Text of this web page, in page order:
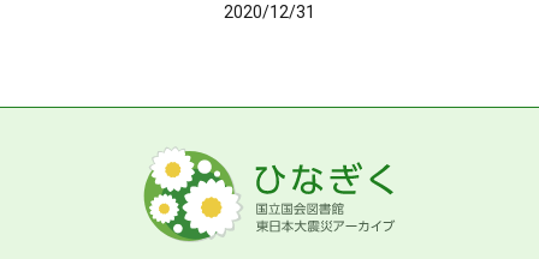
2020/12/31